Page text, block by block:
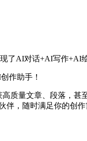
了AI对话+AI写作+AI
作助手！
质量文章、段落，
随时满足你的创